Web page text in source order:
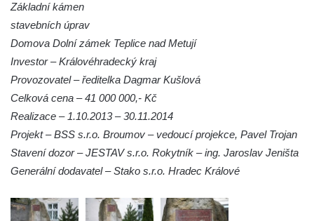
Socha Vydry si hrají v ZOO Hluboká
Socha Přátelství v ZOO Hluboká
Socha Matka příroda v ZOO Hluboká
Socha Lišky v ZOO Hluboká
Socha Kudlanka v ZOO Hluboká
Socha Rys číhající na srnu v ZOO Hluboká
Socha Orlice v ZOO Hluboká
Socha Želva v ZOO Hluboká
Základní kámen
stavebních úprav
Domova Dolní zámek Teplice nad Metují
Investor – Královéhradecký kraj
Provozovatel – ředitelka Dagmar Kušlová
Celková cena – 41 000 000,- Kč
Realizace – 1.10.2013 – 30.11.2014
Projekt – BSS s.r.o. Broumov – vedoucí projekce, Pavel Trojan
Stavení dozor – JESTAV s.r.o. Rokytník – ing. Jaroslav Jeništa
Generální dodavatel – Stako s.r.o. Hradec Králové